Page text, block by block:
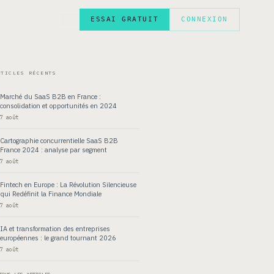
ESSAI GRATUIT CONNEXION
RÉCENTS
Marché du SaaS B2B en France :
consolidation et opportunités en 2024
7 août
Cartographie concurrentielle SaaS B2B
France 2024 : analyse par segment
7 août
Fintech en Europe : La Révolution Silencieuse
qui Redéfinit la Finance Mondiale
7 août
IA et transformation des entreprises
européennes : le grand tournant 2026
7 août